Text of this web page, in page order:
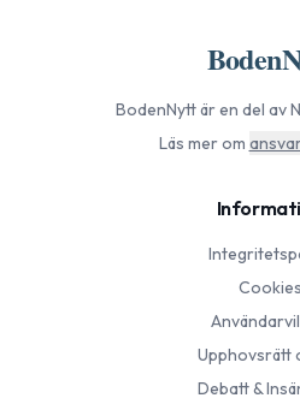
BodenNyttär en del av
Läs mer om
Cookies
Upphovsrätt
Debatt &